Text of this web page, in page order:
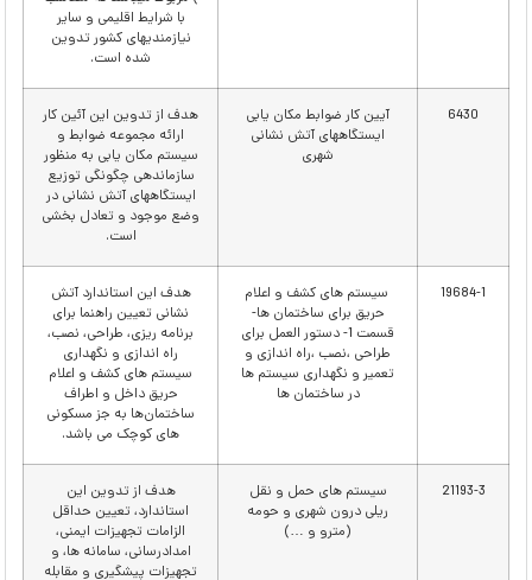
با شرایط اقلیمی و سایر
نیازمندیهای كشور تدوین
شده است.
6430
آیین کار ضوابط مکان یابی
ایستگاههای آتش نشانی
شهری
هدف از تدوین این آئین کار
ارائه مجموعه ضوابط و
سیستم مکان یابی به منظور
سازماندهی چگونگی توزیع
ایستگاههای آتش نشانی در
وضع موجود و تعادل بخشی
است.
19684-1
سیستم های کشف و اعلام
حریق برای ساختمان ها-
قسمت 1- دستور العمل برای
طراحی ،نصب ،راه اندازی و
تعمیر و نگهداری سیستم ها
در ساختمان ها
هدف این استاندارد آتش
نشانی تعیین راهنما برای
برنامه ریزی، طراحی، نصب،
راه اندازی و نگهداری
سیستم های کشف و اعلام
حریق داخل و اطراف
ساختمان‌ها به جز مسکونی
های کوچک می باشد.
21193-3
سیستم های حمل و نقل
ریلی درون شهری و حومه
(مترو و …)
هدف از تدوین این
استاندارد، تعیین حداقل
الزامات تجهیزات ایمنی،
امدادرسانی، سامانه ها، و
تجهیزات پیشگیری و مقابله